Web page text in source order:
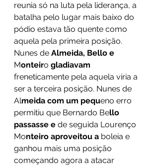
reunia só na luta pela liderança, a
batalha pelo lugar mais baixo do
pódio estava tão quente como
aquela pela primeira posição.
Nunes de Almeida, Bello e
Monteiro gladiavam
freneticamente pela aquela viria a
ser a terceira posição. Nunes de
Almeida com um pequeno erro
permitiu que Bernardo Bello
passasse e de seguida Lourenço
Monteiro aproveitou a boleia e
ganhou mais uma posição
começando agora a atacar